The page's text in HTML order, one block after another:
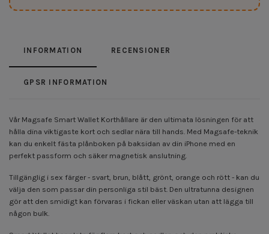
INFORMATION RECENSIONER
GPSR INFORMATION
Vår Magsafe Smart Wallet Korthållare är den ultimata lösningen för att
hålla dina viktigaste kort och sedlar nära till hands. Med Magsafe-teknik
kan du enkelt fästa plånboken på baksidan av din iPhone med en
perfekt passform och säker magnetisk anslutning.
Tillgänglig i sex färger - svart, brun, blått, grönt, orange och rött - kan du
välja den som passar din personliga stil bäst. Den ultratunna designen
gör att den smidigt kan förvaras i fickan eller väskan utan att lägga till
någon bulk.